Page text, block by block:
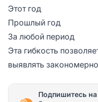
Этот год
Прошлый год
За любой период
Эта гибкость
выявлять
Подпишитесь